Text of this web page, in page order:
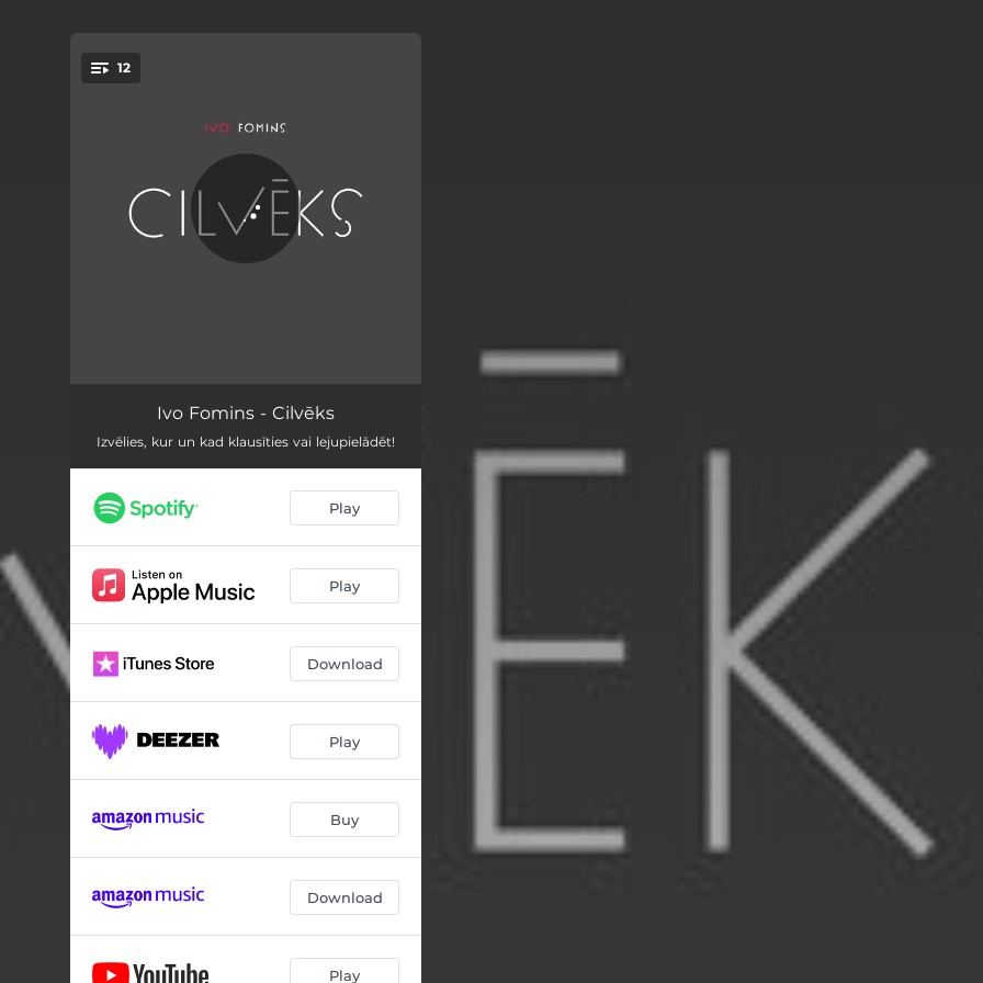
You're all set!
12
Lai jau deg
Cilvēks 03:34
Vienmēr 04:02
Vēlreiz un vēlreiz 04:00
Tālāk 03:07
Tu man esi viss 03:51
Mēs esam viens 03:20
03:20
03:31
Tālāk ir tuvāk 03:19
Ivo Fomins - Cilvēks
Izvēlies, kur un kad klausīties vai lejupielādēt!
Play
Play
Download
Play
Buy
Download
Play